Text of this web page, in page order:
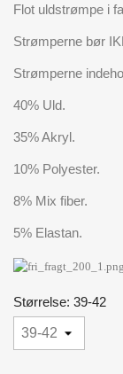
Flot uldstrømpe i
Strømperne bør
Strømperne
40% Uld.
35% Akryl.
10% Polyester.
8% Mix fiber.
5% Elastan.
Størrelse: 39-42